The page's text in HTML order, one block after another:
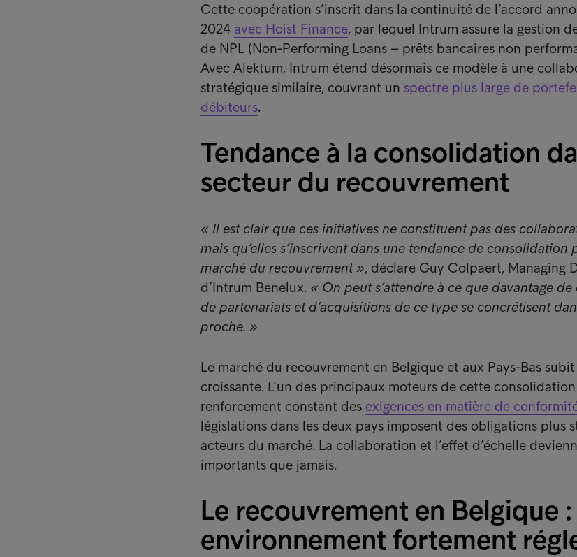
Cette coopération s’inscrit dans la continuité de l’accord
2024 avec Hoist Finance, par lequel Intrum assure la gestion
de NPL (Non-Performing Loans – prêts bancaires non
Avec Alektum, Intrum étend désormais ce modèle à une
stratégique similaire, couvrant un spectre plus large de
débiteurs.
Tendance à la consolidation
secteur du recouvrement
« Il est clair que ces initiatives ne constituent pas des
mais qu’elles s’inscrivent dans une tendance de consolidation
marché du recouvrement », déclare Guy Colpaert, Managing
d’Intrum Benelux. « On peut s’attendre à ce que davantage
de partenariats et d’acquisitions de ce type se concrétisent
proche. »
Le marché du recouvrement en Belgique et aux Pays-Bas
croissante. L’un des principaux moteurs de cette
renforcement constant des exigences en matière de
législations dans les deux pays imposent des obligations plus
acteurs du marché. La collaboration et l’effet d’échelle
importants que jamais.
Le recouvrement en Belgique
environnement fortement